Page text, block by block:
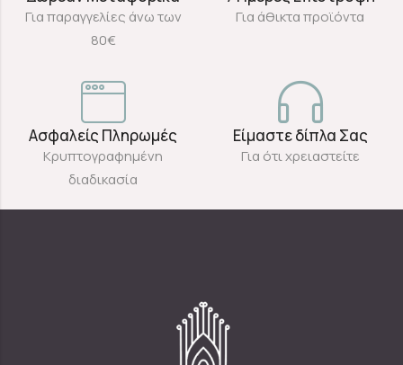
Για παραγγελίες άνω των
80€
Για άθικτα προϊόντα
Ασφαλείς Πληρωμές
Κρυπτογραφημένη
διαδικασία
Είμαστε δίπλα Σας
Για ότι χρειαστείτε